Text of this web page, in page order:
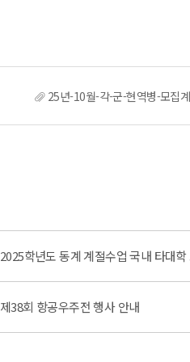
25년-10월-각-군-현역병-모집
2025학년도 동계 계절수업 국내 타대
제38회 항공우주전 행사 안내